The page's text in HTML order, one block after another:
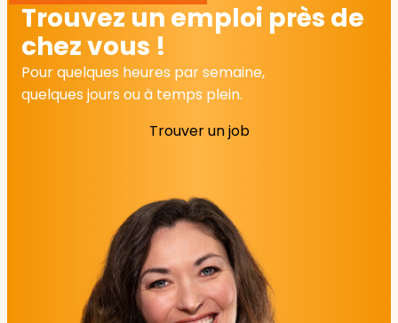
Trouvez un emploi près de
chez vous !
Pour quelques heures par semaine,
quelques jours ou à temps plein.
Trouver un job